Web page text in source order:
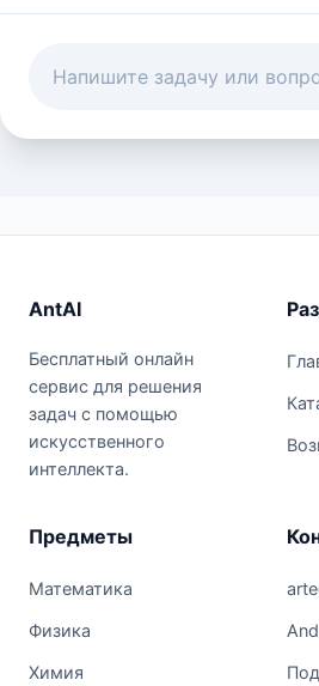
AntAI
Бесплатный онлайн
сервис для решения
задач с помощью
искусственного
интеллекта.
Предметы
Математика
Физика
Химия